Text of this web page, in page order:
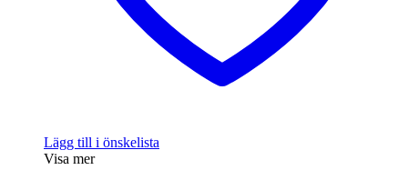
Lägg till i önskelista
Visa mer